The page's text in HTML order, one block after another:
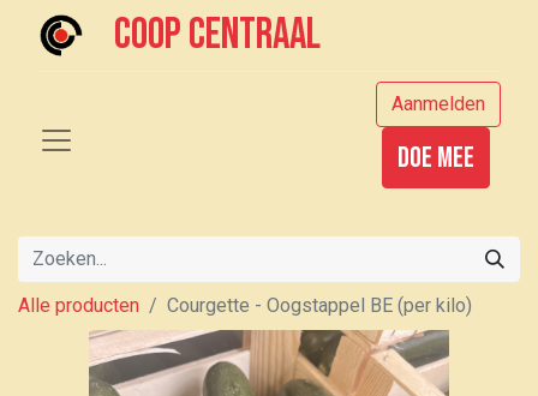
Coop centraal
Aanmelden
Doe mee
Alle producten Courgette - Oogstappel BE (per kilo)